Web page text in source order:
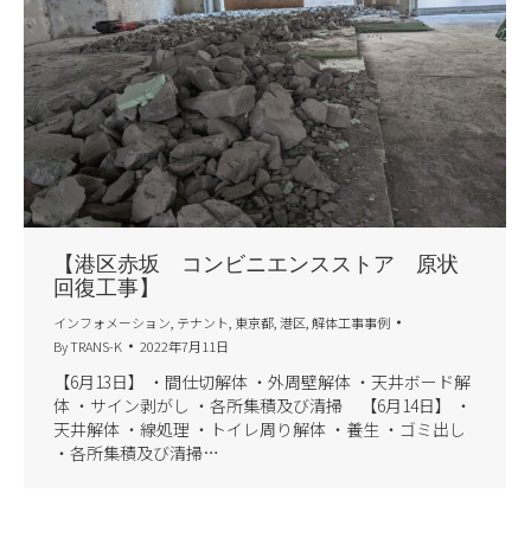
【港区赤坂 コンビニエンスストア 原状
回復工事】
インフォメーション テナント 東京都 港区 解体工事事例
ByTRANS-K 2022年7月11日
【6月13日】 ・間仕切解体 ・外周壁解体 ・天井ボード解
体 ・サイン剥がし ・各所集積及び清掃 【6月14日】 ・
天井解体 ・線処理 ・トイレ周り解体 ・養生 ・ゴミ出し
・各所集積及び清掃…